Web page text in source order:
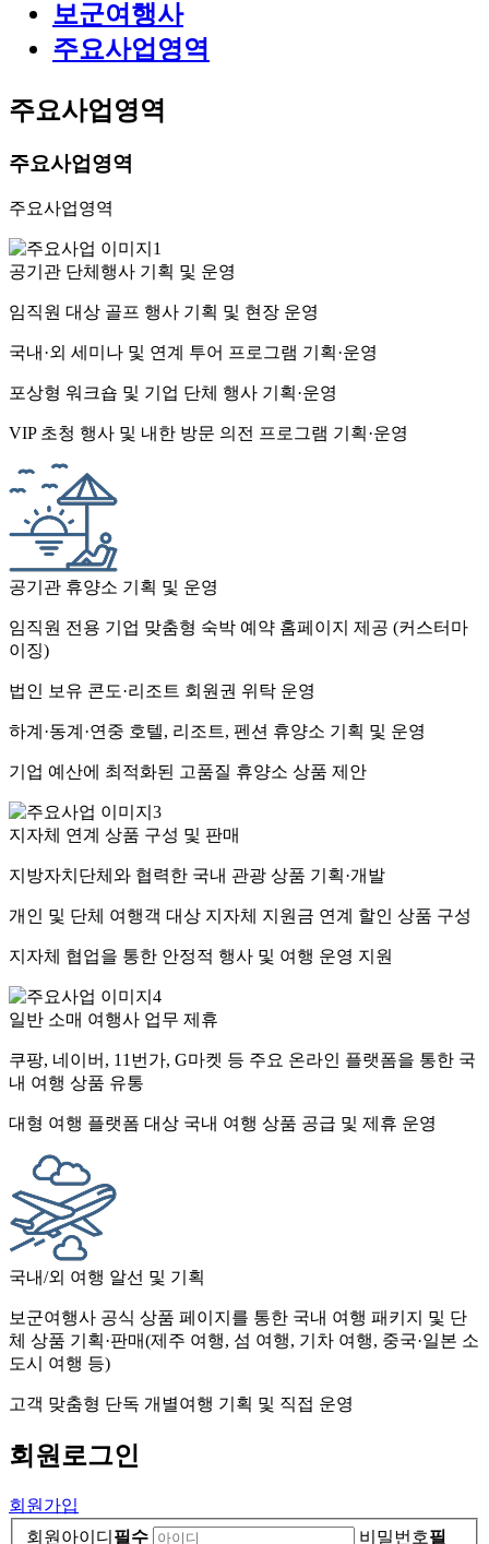
보군여행사
주요사업영역
주요사업영역
주요사업영역
주요사업영역
공기관 단체행사 기획 및 운영
임직원 대상 골프 행사 기획 및 현장 운영
국내·외 세미나 및 연계 투어 프로그램 기획·운영
포상형 워크숍 및 기업 단체 행사 기획·운영
VIP 초청 행사 및 내한 방문 의전 프로그램 기획·운영
공기관 휴양소 기획 및 운영
임직원 전용 기업 맞춤형 숙박 예약 홈페이지 제공 (커스터마
이징)
법인 보유 콘도·리조트 회원권 위탁 운영
하계·동계·연중 호텔, 리조트, 펜션 휴양소 기획 및 운영
기업 예산에 최적화된 고품질 휴양소 상품 제안
지자체 연계 상품 구성 및 판매
지방자치단체와 협력한 국내 관광 상품 기획·개발
개인 및 단체 여행객 대상 지자체 지원금 연계 할인 상품 구성
지자체 협업을 통한 안정적 행사 및 여행 운영 지원
일반 소매 여행사 업무 제휴
쿠팡, 네이버, 11번가, G마켓 등 주요 온라인 플랫폼을 통한 국
내 여행 상품 유통
대형 여행 플랫폼 대상 국내 여행 상품 공급 및 제휴 운영
국내/외 여행 알선 및 기획
보군여행사 공식 상품 페이지를 통한 국내 여행 패키지 및 단
체 상품 기획·판매(제주 여행, 섬 여행, 기차 여행, 중국·일본 소
도시 여행 등)
고객 맞춤형 단독 개별여행 기획 및 직접 운영
회원로그인
회원가입
회원아이디 필수 비밀번호필